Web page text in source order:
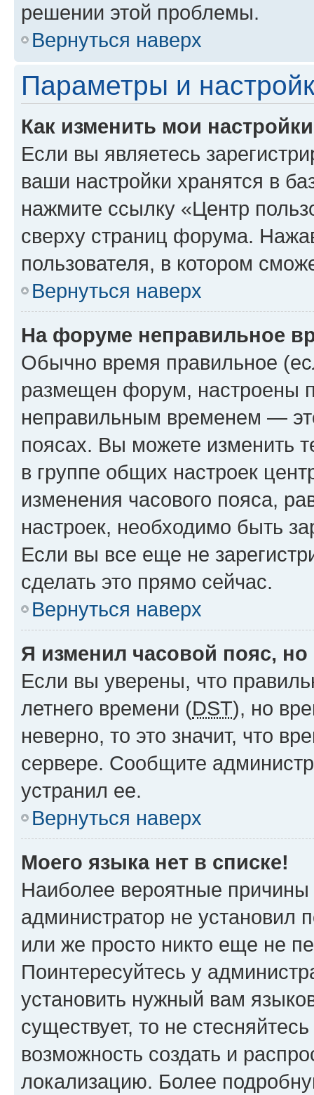
решении этой проблемы.
Вернуться наверх
Параметры и
Как изменить мои
Если вы являетесь
ваши настройки хранятся в
нажмите ссылку «Центр
сверху страниц форума.
пользователя, в котором
Вернуться наверх
На форуме неправильное
Обычно время правильное
размещен форум, настроены
неправильным временем —
поясах. Вы можете изменить
в группе общих настроек
изменения часового пояса,
настроек, необходимо быть
Если вы все еще не
сделать это прямо сейчас.
Вернуться наверх
Я изменил часовой пояс,
Если вы уверены, что
летнего времени (DST), но
неверно, то это значит, что
сервере. Сообщите
устранил ее.
Вернуться наверх
Моего языка нет в списке!
Наиболее вероятные причины
администратор не установил
или же просто никто еще не
Поинтересуйтесь у
установить нужный вам
существует, то не
возможность создать и
локализацию. Более